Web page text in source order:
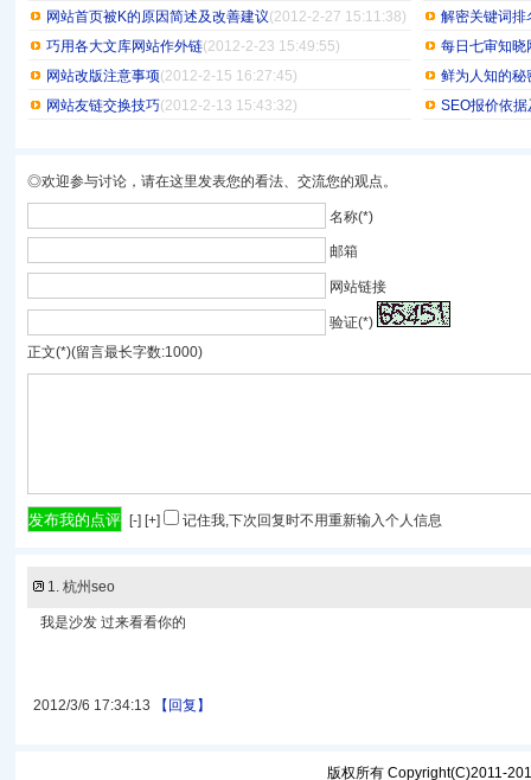
网站首页被K的原因简述及改善建议(2012-2-27 15:11:38)
解密关键词排
巧用各大文库网站作外链(2012-2-23 15:49:55)
每日七审知晓
网站改版注意事项(2012-2-15 16:27:45)
鲜为人知的
网站友链交换技巧(2012-2-13 15:43:32) SEO报价依据
◎欢迎参与讨论，请在这里发表您的看法、交流您的观点。
名称(*)
邮箱
网站链接
验证(*)
正文(*)(留言最长字数:1000)
[-] [+] 记住我,下次回复时不用重新输入个人信息
1. 杭州seo
我是沙发 过来看看你的
2012/3/6 17:34:13 【回复】
版权所有 Copyright(C)2011-